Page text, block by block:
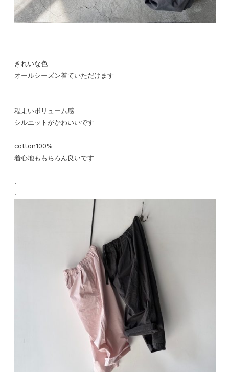
きれいな色
オールシーズン着ていただけます
程よいボリューム感
シルエットがかわいいです
cotton100%
着心地ももちろん良いです
.
.